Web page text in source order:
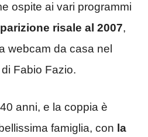
ospite ai vari programmi
risale al 2007,
webcam da casa nel
Fabio Fazio.
anni, e la coppia è
famiglia, con la